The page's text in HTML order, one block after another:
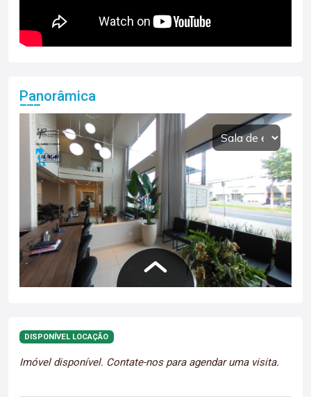
Panorâmica
DISPONÍVEL LOCAÇÃO
Imóvel disponível. Contate-nos para agendar uma visita.